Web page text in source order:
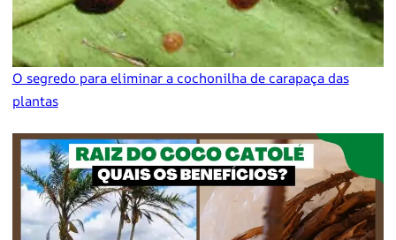
O segredo para eliminar a cochonilha de carapaça das
plantas